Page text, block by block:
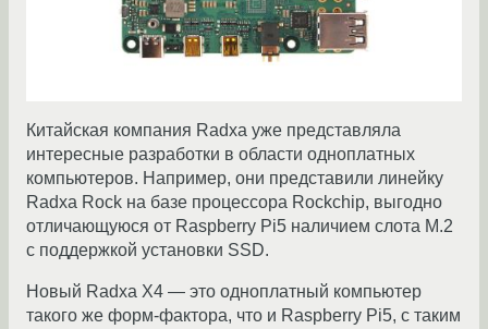
Китайская компания Radxa уже представляла
интересные разработки в области одноплатных
компьютеров. Например, они представили линейку
Radxa Rock на базе процессора Rockchip, выгодно
отличающуюся от Raspberry Pi5 наличием слота M.2
с поддержкой установки SSD.
Новый Radxa X4 — это одноплатный компьютер
такого же форм-фактора, что и Raspberry Pi5, с таким